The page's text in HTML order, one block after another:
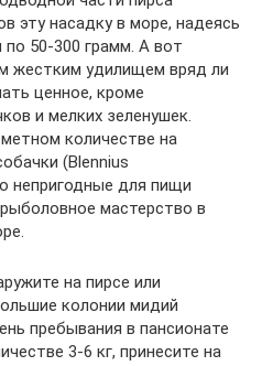
эту насадку в море, надеясь
по 50-300 грамм. А вот
жестким удилищем вряд ли
ценное, кроме
и мелких зеленушек.
количестве на
(Blennius
непригодные для пищи
мастерство в
на пирсе или
колонии мидий
пребывания в пансионате
3-6 кг, принесите на